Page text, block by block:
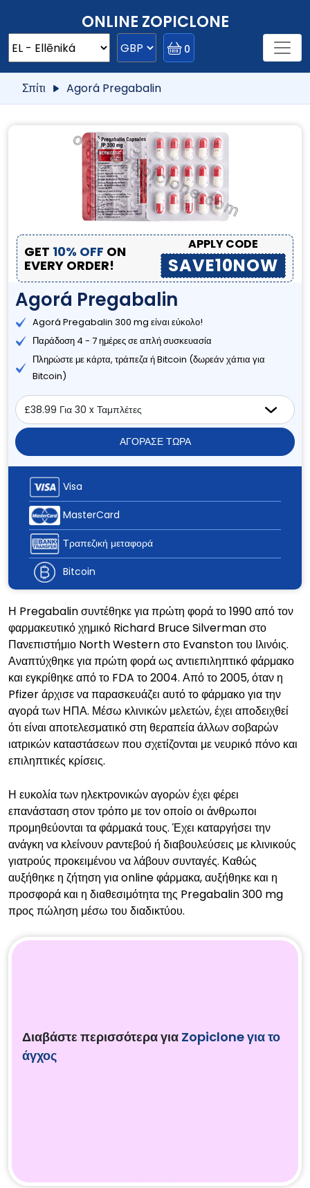
ONLINE ZOPICLONE
0
Σπίτι Agorá Pregabalin
GET 10% OFF ON
EVERY ORDER!
APPLY CODE
SAVE10NOW
Agorá Pregabalin
Agorá Pregabalin 300 mg είναι εύκολο!
Παράδοση 4 - 7 ημέρες σε απλή συσκευασία
Πληρώστε με κάρτα, τράπεζα ή Bitcoin (δωρεάν χάπια για
Bitcoin)
ΑΓΟΡΑΣΕ ΤΩΡΑ
Visa
MasterCard
Τραπεζική μεταφορά
Bitcoin
Η Pregabalin συντέθηκε για πρώτη φορά το 1990 από τον
φαρμακευτικό χημικό Richard Bruce Silverman στο
Πανεπιστήμιο North Western στο Evanston του Ιλινόις.
Αναπτύχθηκε για πρώτη φορά ως αντιεπιληπτικό φάρμακο
και εγκρίθηκε από το FDA το 2004. Από το 2005, όταν η
Pfizer άρχισε να παρασκευάζει αυτό το φάρμακο για την
αγορά των ΗΠΑ. Μέσω κλινικών μελετών, έχει αποδειχθεί
ότι είναι αποτελεσματικό στη θεραπεία άλλων σοβαρών
ιατρικών καταστάσεων που σχετίζονται με νευρικό πόνο και
επιληπτικές κρίσεις.
Η ευκολία των ηλεκτρονικών αγορών έχει φέρει
επανάσταση στον τρόπο με τον οποίο οι άνθρωποι
προμηθεύονται τα φάρμακά τους. Έχει καταργήσει την
ανάγκη να κλείνουν ραντεβού ή διαβουλεύσεις με κλινικούς
γιατρούς προκειμένου να λάβουν συνταγές. Καθώς
αυξήθηκε η ζήτηση για online φάρμακα, αυξήθηκε και η
προσφορά και η διαθεσιμότητα της Pregabalin 300 mg
προς πώληση μέσω του διαδικτύου.
Διαβάστε περισσότερα για Zopiclone για το
άγχος